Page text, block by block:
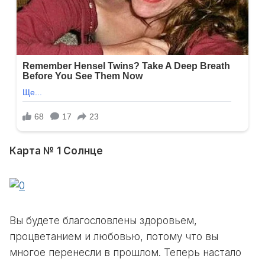
Карта № 1 Солнце
Вы будете благословлены здоровьем,
процветанием и любовью, потому что вы
многое перенесли в прошлом. Теперь настало